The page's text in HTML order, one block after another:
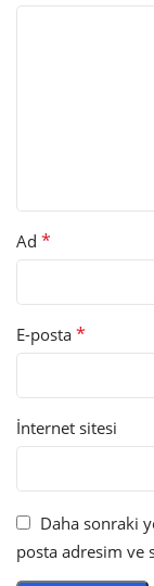
Ad *
E-posta *
İnternet sitesi
Daha sonraki
posta adresim ve